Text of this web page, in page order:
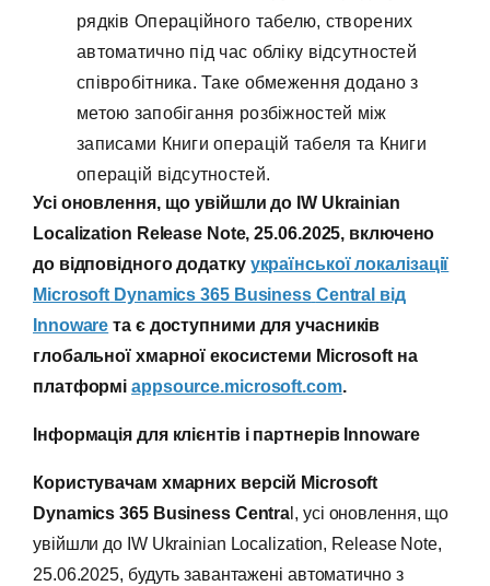
рядків Операційного табелю, створених
автоматично під час обліку відсутностей
співробітника. Таке обмеження додано з
метою запобігання розбіжностей між
записами Книги операцій табеля та Книги
операцій відсутностей.
Усі оновлення, що увійшли до IW Ukrainian
Localization Release Note,25.06.2025, включено
до відповідного додатку української локалізації
Microsoft Dynamics 365 Business Central від
Innoware та є доступними для учасників
глобальної хмарної екосистеми Microsoft на
платформіappsource.microsoft.com.
Інформація для клієнтів і партнерів Innoware
Користувачам хмарних версій Microsoft
Dynamics 365 Business Centra l, усі оновлення, що
увійшли до IW Ukrainian Localization, Release Note,
25.06.2025, будуть завантажені автоматично з